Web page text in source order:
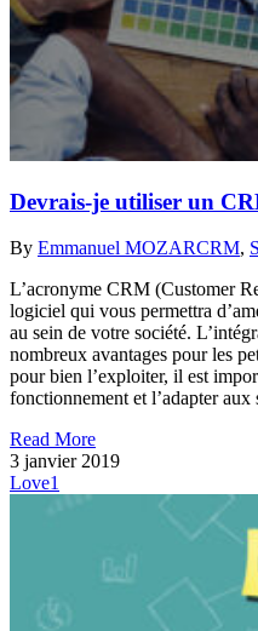
Devrais-je utiliser un
By Emmanuel MOZARCRM,
L’acronyme CRM (Customer
logiciel qui vous permettra
au sein de votre société.
nombreux avantages pour les
pour bien l’exploiter, il est
fonctionnement et l’adapter
Read More
3 janvier 2019
Love1